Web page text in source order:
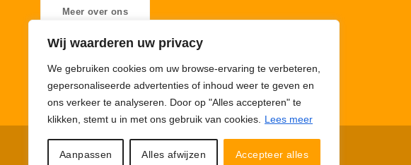
Wij waarderen uw privacy
We gebruiken cookies om uw browse-ervaring te verbeteren,
gepersonaliseerde advertenties of inhoud weer te geven en
ons verkeer te analyseren. Door op "Alles accepteren" te
klikken, stemt u in met ons gebruik van cookies.
Lees meer
Aanpassen Alles afwijzen Accepteer alles
Meer over ons
Privacybeleid Cookiebeleid Disclaimer © 123Ledstrips.nl